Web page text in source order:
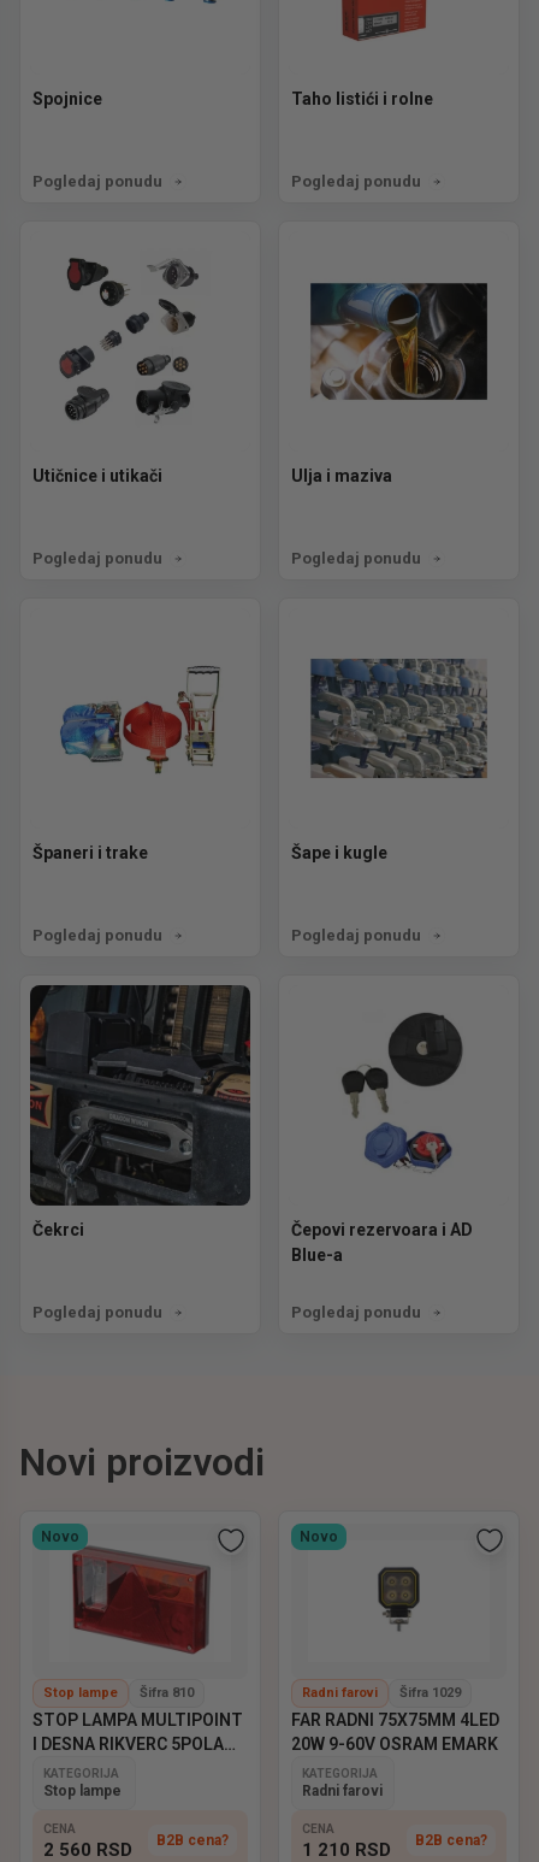
Spojnice
Pogledaj ponudu
Taho listići i rolne
Pogledaj ponudu
Utičnice i utikači
Pogledaj ponudu
Ulja i maziva
Pogledaj ponudu
Španeri i trake
Pogledaj ponudu
Šape i kugle
Pogledaj ponudu
Čekrci
Pogledaj ponudu
Čepovi rezervoara i AD
Blue-a
Pogledaj ponudu
Novi proizvodi
Novo
Stop lampe Šifra 810
STOP LAMPA MULTIPOINT
I DESNA RIKVERC 5POLA
ASPOCK
KATEGORIJA
Stop lampe
CENA
2 560 RSD B2B cena?
Novo
Radni farovi Šifra 1029
FAR RADNI 75X75MM 4LED
20W 9-60V OSRAM EMARK
KATEGORIJA
Radni farovi
CENA
1 210 RSD B2B cena?